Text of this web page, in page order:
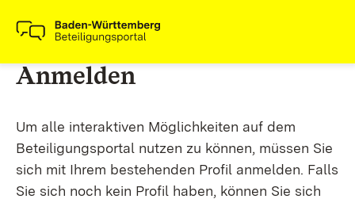
Anmelden
Um alle interaktiven Möglichkeiten auf dem
Beteiligungsportal nutzen zu können, müssen Sie
sich mit Ihrem bestehenden Profil anmelden. Falls
Sie sich noch kein Profil haben, können Sie sich